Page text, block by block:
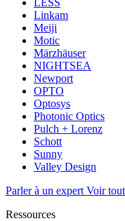
LESS
Linkam
Meiji
Motic
Märzhäuser
NIGHTSEA
Newport
OPTO
Optosys
Photonic Optics
Pulch + Lorenz
Schott
Sunny
Valley Design
Parler à un expert Voir
Ressources